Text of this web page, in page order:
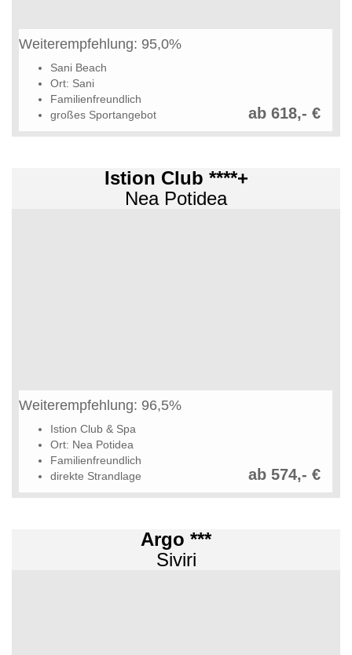
Weiterempfehlung: 95,0%
Sani Beach
Ort: Sani
Familienfreundlich
großes Sportangebot
ab 618,- €
Istion Club ****+
Nea Potidea
Weiterempfehlung: 96,5%
Istion Club & Spa
Ort: Nea Potidea
Familienfreundlich
direkte Strandlage
ab 574,- €
Argo ***
Siviri